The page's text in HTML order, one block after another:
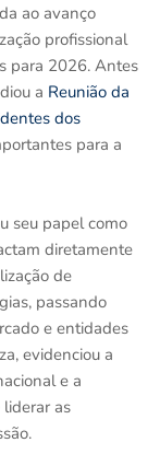
ao avanço
profissional
para 2026. Antes
a Reunião da
dos
para a
seu papel como
diretamente
de
passando
e entidades
evidenciou a
e a
liderar as